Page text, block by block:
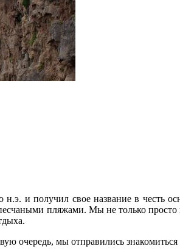
и получил свое название в честь
пляжами. Мы не только
очередь, мы отправились